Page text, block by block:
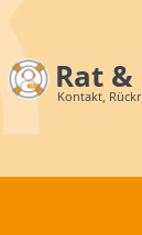
Rat
Kontakt,